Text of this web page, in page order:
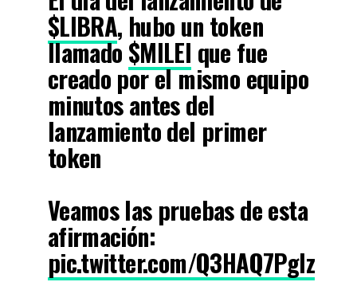
$LIBRA, hubo un token
llamado $MILEI que fue
creado por el mismo equipo
minutos antes del
lanzamiento del primer
token
Veamos las pruebas de esta
afirmación:
pic.twitter.com/Q3HAQ7Pglz